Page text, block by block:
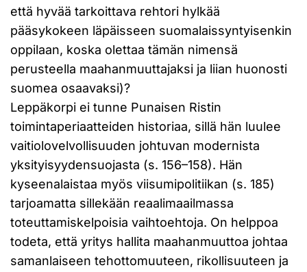
että hyvää tarkoittava rehtori hylkää
pääsykokeen läpäisseen suomalaissyntyisenkin
oppilaan, koska olettaa tämän nimensä
perusteella maahanmuuttajaksi ja liian huonosti
suomea osaavaksi)?
Leppäkorpi ei tunne Punaisen Ristin
toimintaperiaatteiden historiaa, sillä hän luulee
vaitiolovelvollisuuden johtuvan modernista
yksityisyydensuojasta (s. 156–158). Hän
kyseenalaistaa myös viisumipolitiikan (s. 185)
tarjoamatta sillekään reaalimaailmassa
toteuttamiskelpoisia vaihtoehtoja. On helppoa
todeta, että yritys hallita maahanmuuttoa johtaa
samanlaiseen tehottomuuteen, rikollisuuteen ja